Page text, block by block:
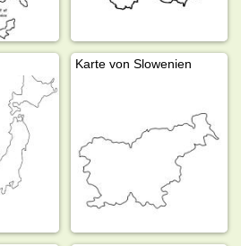
Karte von Slowenien